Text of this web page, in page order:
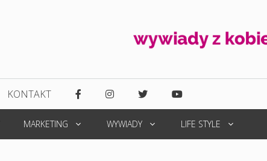
KONTAKT
MARKETING WYWIADY LIFE STYLE